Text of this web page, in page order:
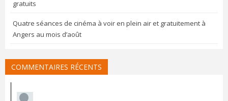
gratuits
Quatre séances de cinéma à voir en plein air et gratuitement à
Angers au mois d’août
COMMENTAIRES RÉCENTS